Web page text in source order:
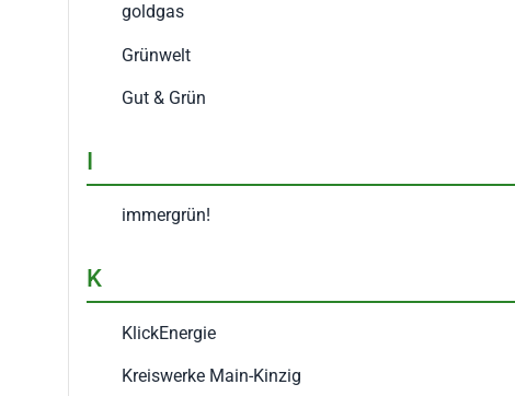
goldgas
Grünwelt
Gut & Grün
I
immergrün!
K
KlickEnergie
Kreiswerke Main-Kinzig